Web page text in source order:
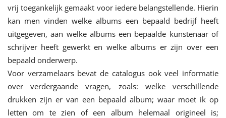
vrij toegankelijk gemaakt voor iedere belangstellende. Hierin
kan men vinden welke albums een bepaald bedrijf heeft
uitgegeven, aan welke albums een bepaalde kunstenaar of
schrijver heeft gewerkt en welke albums er zijn over een
bepaald onderwerp.
Voor verzamelaars bevat de catalogus ook veel informatie
over verdergaande vragen, zoals: welke verschillende
drukken zijn er van een bepaald album; waar moet ik op
letten om te zien of een album helemaal origineel is;